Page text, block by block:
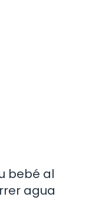
bebé al
agua